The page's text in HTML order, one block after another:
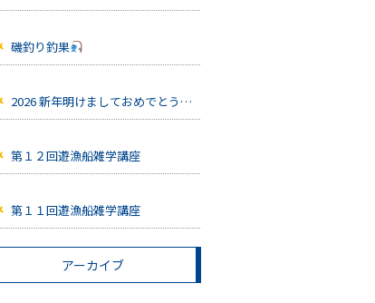
磯釣り釣果
2026 新年明けましておめでとう御座います
第１２回遊漁船雑学講座
第１１回遊漁船雑学講座
アーカイブ